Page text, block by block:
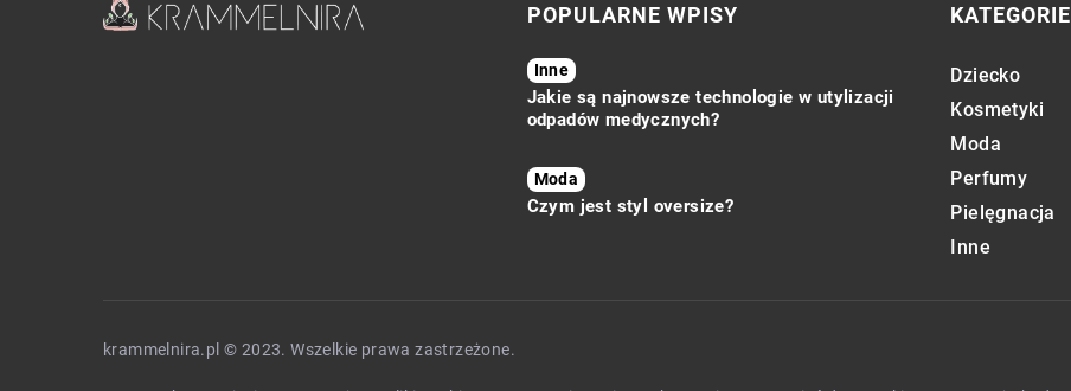
POPULARNE WPISY
Inne
Jakie są najnowsze technologie w utylizacji
odpadów medycznych?
Moda
Czym jest styl oversize?
KATEGORIE
Dziecko
Kosmetyki
Moda
Perfumy
Pielęgnacja
Inne
krammelnira.pl © 2023. Wszelkie prawa zastrzeżone.